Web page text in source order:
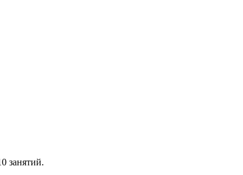
занятий.